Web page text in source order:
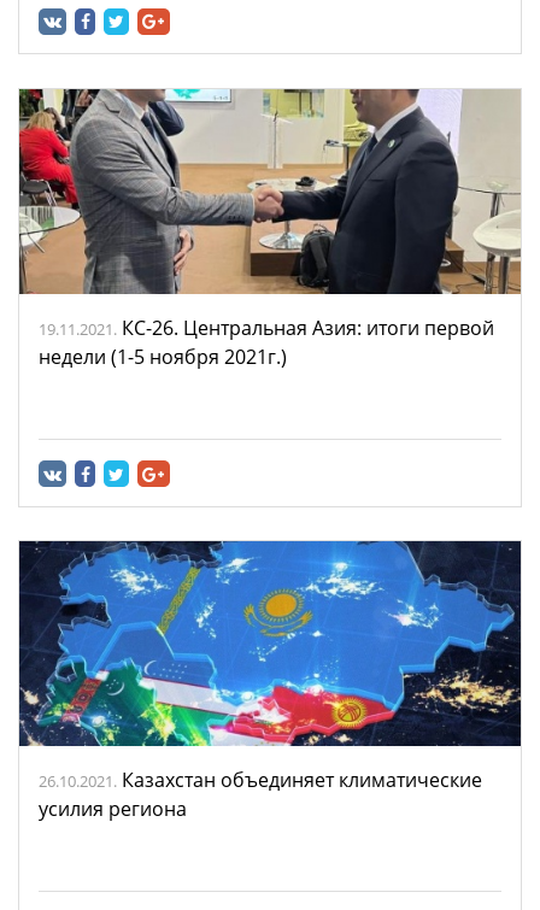
19.11.2021. КС-26. Центральная Азия: итоги первой
недели (1-5 ноября 2021г.)
26.10.2021. Казахстан объединяет климатические
усилия региона